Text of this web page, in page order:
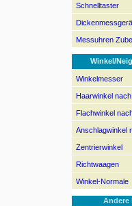
Schnelltaster
Messuhren
Winkel/
Winkelmesser
Haarwinkel
Flachwinkel
Anschlagwinkel
Zentrierwinkel
Richtwaagen
Winkel-Normale
Andere